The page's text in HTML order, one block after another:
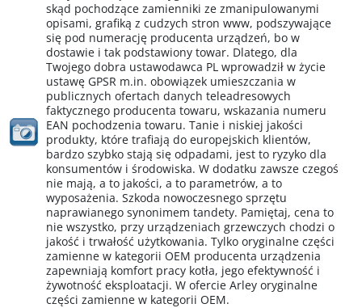
skąd pochodzące zamienniki ze zmanipulowanymi
opisami, grafiką z cudzych stron www, podszywające
się pod numerację producenta urządzeń, bo w
dostawie i tak podstawiony towar. Dlatego, dla
Twojego dobra ustawodawca PL wprowadził w życie
ustawę GPSR m.in. obowiązek umieszczania w
publicznych ofertach danych teleadresowych
faktycznego producenta towaru, wskazania numeru
EAN pochodzenia towaru. Tanie i niskiej jakości
produkty, które trafiają do europejskich klientów,
bardzo szybko stają się odpadami, jest to ryzyko dla
konsumentów i środowiska. W dodatku zawsze czegoś
nie mają, a to jakości, a to parametrów, a to
wyposażenia. Szkoda nowoczesnego sprzętu
naprawianego synonimem tandety. Pamiętaj, cena to
nie wszystko, przy urządzeniach grzewczych chodzi o
jakość i trwałość użytkowania. Tylko oryginalne części
zamienne w kategorii OEM producenta urządzenia
zapewniają komfort pracy kotła, jego efektywność i
żywotność eksploatacji. W ofercie Arley oryginalne
części zamienne w kategorii OEM.